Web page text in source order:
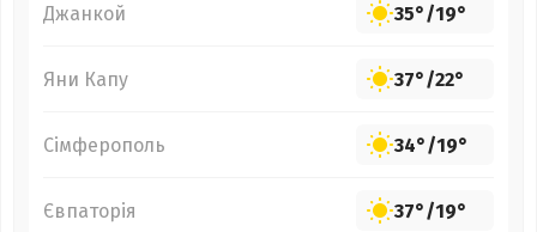
Джанкой 35°/19°
Яни Капу 37°/22°
Сімферополь 34°/19°
Євпаторія 37°/19°